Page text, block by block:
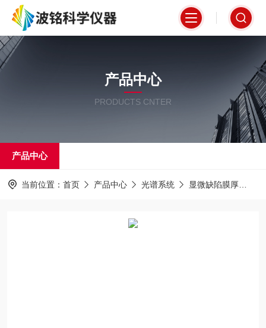
产品中心
PRODUCTS CNTER
产品中心
当前位置： 首页 产品中心 光谱系统 显微缺陷膜厚